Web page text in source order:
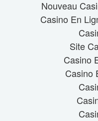
Nouveau
Casino En
Site
Casino
Casino